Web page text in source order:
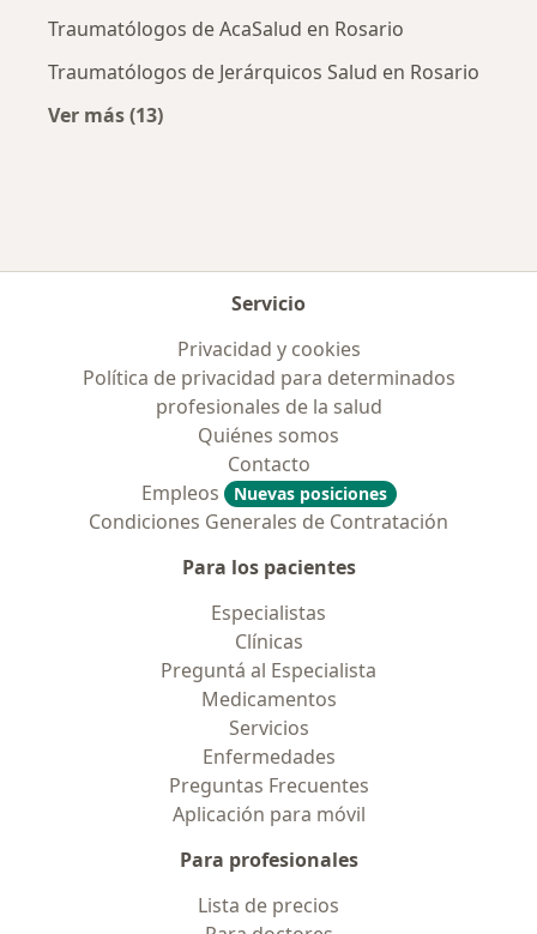
Traumatólogos de AcaSalud en Rosario
Traumatólogos de Jerárquicos Salud en Rosario
Ver más (13)
Servicio
Privacidad y cookies
Política de privacidad para determinados
profesionales de la salud
Quiénes somos
Contacto
Empleos
Nuevas posiciones
Condiciones Generales de Contratación
Para los pacientes
Especialistas
Clínicas
Preguntá al Especialista
Medicamentos
Servicios
Enfermedades
Preguntas Frecuentes
Aplicación para móvil
Para profesionales
Lista de precios